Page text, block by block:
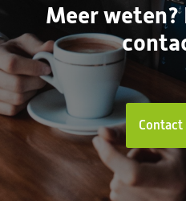
Meer weten?
Contact